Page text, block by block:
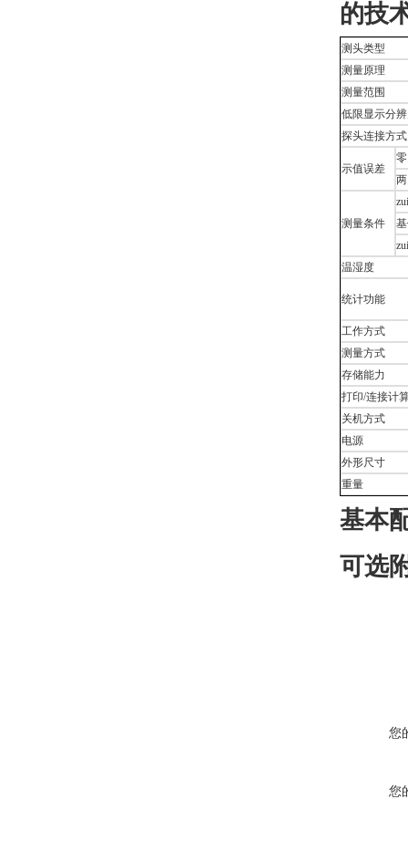
的技
测头类型
测量原理
测量范围
低限显示分
探头连接方式
示值误差
测量条件
温湿度
统计功能
工作方式
测量方式
存储能力
打印/连接计
关机方式
电源
外形尺寸
重量
基本
可选
您
您